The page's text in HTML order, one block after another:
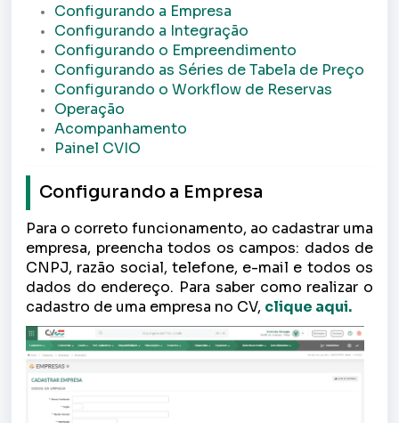
Configurando a Empresa
Configurando a Integração
Configurando o Empreendimento
Configurando as Séries de Tabela de Preço
Configurando o Workflow de Reservas
Operação
Acompanhamento
Painel CVIO
Configurando a Empresa
Para o correto funcionamento, ao cadastrar uma
empresa, preencha todos os campos: dados de
CNPJ, razão social, telefone, e-mail e todos os
dados do endereço. Para saber como realizar o
cadastro de uma empresa no CV, clique aqui.